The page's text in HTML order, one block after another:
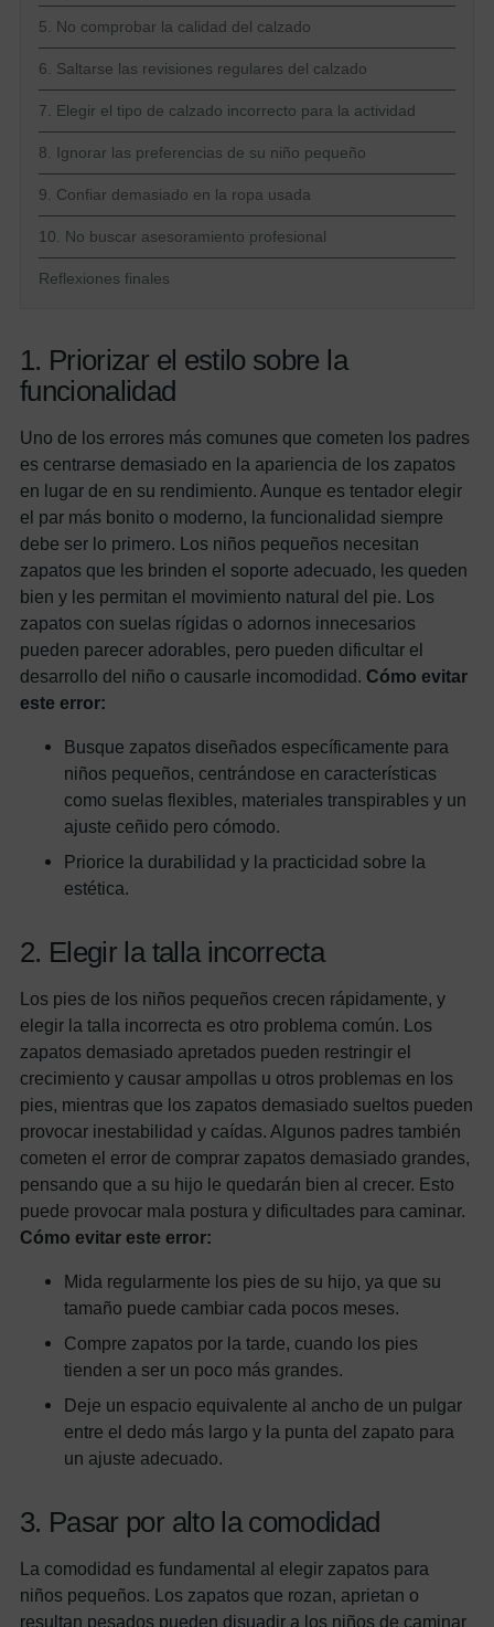
5. No comprobar la calidad del calzado
6. Saltarse las revisiones regulares del calzado
7. Elegir el tipo de calzado incorrecto para la actividad
8. Ignorar las preferencias de su niño pequeño
9. Confiar demasiado en la ropa usada
10. No buscar asesoramiento profesional
Reflexiones finales
1. Priorizar el estilo sobre la
funcionalidad
Uno de los errores más comunes que cometen los padres
es centrarse demasiado en la apariencia de los zapatos
en lugar de en su rendimiento. Aunque es tentador elegir
el par más bonito o moderno, la funcionalidad siempre
debe ser lo primero. Los niños pequeños necesitan
zapatos que les brinden el soporte adecuado, les queden
bien y les permitan el movimiento natural del pie. Los
zapatos con suelas rígidas o adornos innecesarios
pueden parecer adorables, pero pueden dificultar el
desarrollo del niño o causarle incomodidad. Cómo evitar
este error:
Busque zapatos diseñados específicamente para
niños pequeños, centrándose en características
como suelas flexibles, materiales transpirables y un
ajuste ceñido pero cómodo.
Priorice la durabilidad y la practicidad sobre la
estética.
2. Elegir la talla incorrecta
Los pies de los niños pequeños crecen rápidamente, y
elegir la talla incorrecta es otro problema común. Los
zapatos demasiado apretados pueden restringir el
crecimiento y causar ampollas u otros problemas en los
pies, mientras que los zapatos demasiado sueltos pueden
provocar inestabilidad y caídas. Algunos padres también
cometen el error de comprar zapatos demasiado grandes,
pensando que a su hijo le quedarán bien al crecer. Esto
puede provocar mala postura y dificultades para caminar.
Cómo evitar este error:
Mida regularmente los pies de su hijo, ya que su
tamaño puede cambiar cada pocos meses.
Compre zapatos por la tarde, cuando los pies
tienden a ser un poco más grandes.
Deje un espacio equivalente al ancho de un pulgar
entre el dedo más largo y la punta del zapato para
un ajuste adecuado.
3. Pasar por alto la comodidad
La comodidad es fundamental al elegir zapatos para
niños pequeños. Los zapatos que rozan, aprietan o
resultan pesados pueden disuadir a los niños de caminar